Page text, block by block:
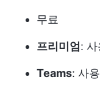
무료
프리미엄:
Teams: 사